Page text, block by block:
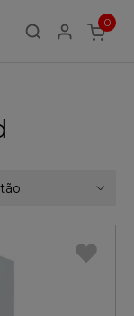
0
ITEMS